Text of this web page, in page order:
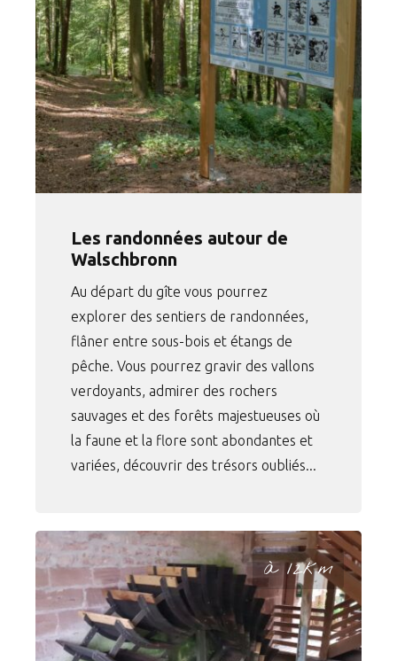
Les randonnées autour de
Walschbronn
Au départ du gîte vous pourrez
explorer des sentiers de randonnées,
flâner entre sous-bois et étangs de
pêche. Vous pourrez gravir des vallons
verdoyants, admirer des rochers
sauvages et des forêts majestueuses où
la faune et la flore sont abondantes et
variées, découvrir des trésors oubliés...
à 12km